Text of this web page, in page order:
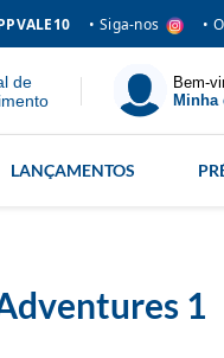
• Siga-nos •
de
Bem-
Minha
LANÇAMENTOS
1